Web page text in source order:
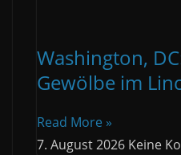
Washington,
Gewölbe im
Read More »
7. August 2026 Keine